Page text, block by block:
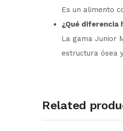
Es un alimento
¿Qué diferencia
La gama Junior
estructura ósea
Related